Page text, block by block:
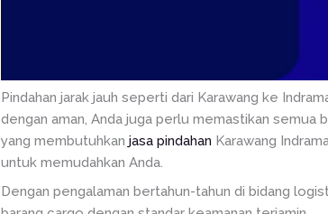
Pindahan jarak jauh seperti dari Karawang ke
dengan aman, Anda juga perlu memastikan
yang membutuhkanjasa pindahan Karawang
untuk memudahkan Anda.
Dengan pengalaman bertahun-tahun di bidang